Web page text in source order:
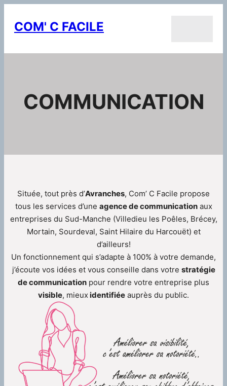
contenu
COM' C FACILE
COMMUNICATION
Située, tout près d’Avranches, Com’ C Facile propose
tous les services d’une agence de communicationaux
entreprises du Sud-Manche (Villedieu les Poêles, Brécey,
Mortain, Sourdeval, Saint Hilaire du Harcouët) et
d’ailleurs!
Un fonctionnement qui s’adapte à 100% à votre demande,
j’écoute vos idées et vous conseille dans votre stratégie
de communication pour rendre votre entreprise plus
visible, mieux identifiée auprès du public.